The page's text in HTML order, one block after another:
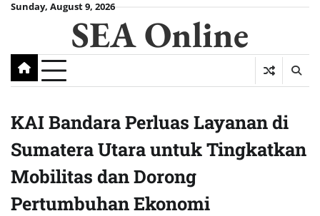
SkipSunday, August 9, 2026
SEA Online
KAI Bandara Perluas Layanan di
Sumatera Utara untuk Tingkatkan
Mobilitas dan Dorong
Pertumbuhan Ekonomi